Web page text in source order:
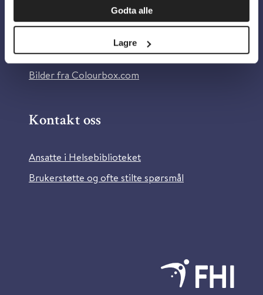
Godta alle
Lagre
Personvern og informasjonskapsler
Information in English
Bilder fra Colourbox.com
Kontakt oss
Ansatte i Helsebiblioteket
Brukerstøtte og ofte stilte spørsmål